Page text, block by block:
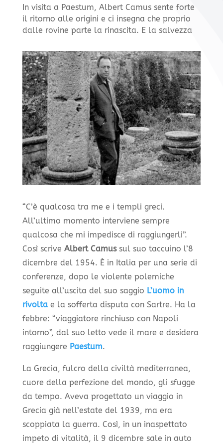
In visita a Paestum, Albert Camus sente forte
il ritorno alle origini e ci insegna che proprio
dalle rovine parte la rinascita. E la salvezza
“C’è qualcosa tra me e i templi greci.
All’ultimo momento interviene sempre
qualcosa che mi impedisce di raggiungerli”.
Così scrive Albert Camussul suo taccuino l’8
dicembre del 1954. È in Italia per una serie di
conferenze, dopo le violente polemiche
seguite all’uscita del suo saggio L’uomo in
rivolta e la sofferta disputa con Sartre. Ha la
febbre: “viaggiatore rinchiuso con Napoli
intorno”, dal suo letto vede il mare e desidera
raggiungere Paestum.
La Grecia, fulcro della civiltà mediterranea,
cuore della perfezione del mondo, gli sfugge
da tempo. Aveva progettato un viaggio in
Grecia già nell’estate del 1939, ma era
scoppiata la guerra. Così, in un inaspettato
impeto di vitalità, il 9 dicembre sale in auto